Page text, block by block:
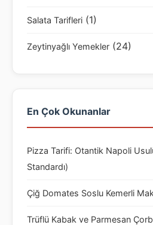
Salata Tarifleri (1)
Zeytinyağlı Yemekler (24)
En Çok Okunanlar
Pizza Tarifi: Otantik Napoli
Standardı)
Çiğ Domates Soslu Kemerli
Trüflü Kabak ve Parmesan